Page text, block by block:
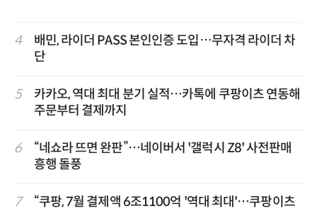
4
배민, 라이더 PASS 본인인증 도입…무자격 라이더 차
단
5
카카오, 역대 최대 분기 실적…카톡에 쿠팡이츠 연동해
주문부터 결제까지
6
“네쇼라 뜨면 완판”…네이버서 '갤럭시 Z8' 사전판매
흥행 돌풍
7
“쿠팡, 7월 결제액 6조1100억 '역대 최대'…쿠팡이츠